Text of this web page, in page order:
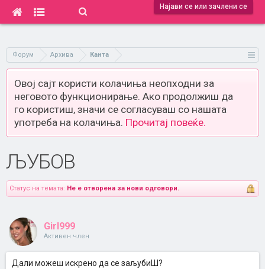
Најави се или зачлени се
Форум Архива Канта
Овој сајт користи колачиња неопходни за
неговото функционирање. Ако продолжиш да
го користиш, значи се согласуваш со нашата
употреба на колачиња. Прочитај повеќе.
ЉУБОВ
Статус на темата: Не е отворена за нови одговори.
Girl999
Активен член
Дали можеш искрено да се заљубиШ?